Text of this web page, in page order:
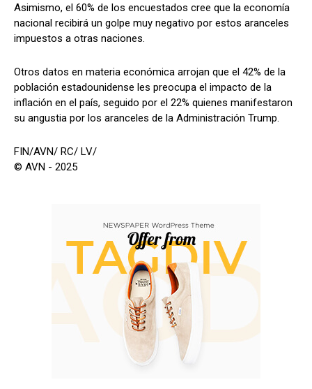
Asimismo, el 60% de los encuestados cree que la economía
nacional recibirá un golpe muy negativo por estos aranceles
impuestos a otras naciones.
Otros datos en materia económica arrojan que el 42% de la
población estadounidense les preocupa el impacto de la
inflación en el país, seguido por el 22% quienes manifestaron
su angustia por los aranceles de la Administración Trump.
FIN/AVN/ RC/ LV/
© AVN - 2025